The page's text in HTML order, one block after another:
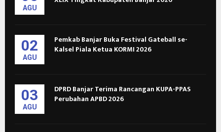
AGU
02
AGU
Pemkab Banjar Buka Festival Gateball se-
Kalsel Piala Ketua KORMI 2026
03
AGU
DPRD Banjar Terima Rancangan KUPA-PPAS
Perubahan APBD 2026